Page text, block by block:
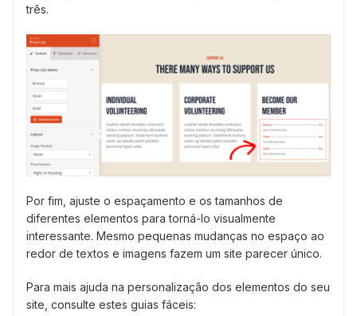
três.
Por fim, ajuste o espaçamento e os tamanhos de
diferentes elementos para torná-lo visualmente
interessante. Mesmo pequenas mudanças no espaço ao
redor de textos e imagens fazem um site parecer único.
Para mais ajuda na personalização dos elementos do seu
site, consulte estes guias fáceis: